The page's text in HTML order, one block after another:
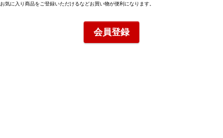
お気に入り商品をご登録いただけるなどお買い物が便利になります。
会員登録